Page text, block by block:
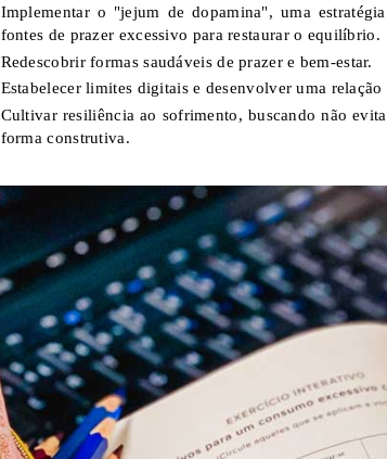
Implementar o "jejum de dopamina", uma
fontes de prazer excessivo para restaurar o equilíbrio.
Redescobrir formas saudáveis de prazer e bem-estar.
Estabelecer limites digitais e desenvolver uma
Cultivar resiliência ao sofrimento, buscando não
forma construtiva.